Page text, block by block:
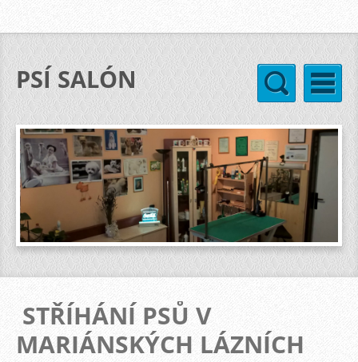
PSÍ SALÓN
STŘÍHÁNÍ PSŮ V
MARIÁNSKÝCH LÁZNÍCH